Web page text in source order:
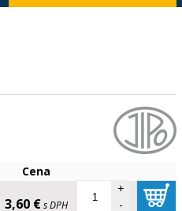
Cena
3,60 €s DPH
+
-